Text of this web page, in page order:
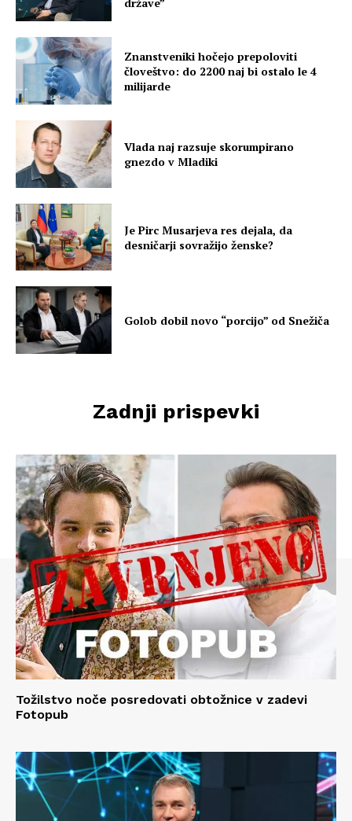
Znanstveniki hočejo prepoloviti
človeštvo: do 2200 naj bi ostalo le 4
milijarde
Vlada naj razsuje skorumpirano
gnezdo v Mladiki
Je Pirc Musarjeva res dejala, da
desničarji sovražijo ženske?
Golob dobil novo “porcijo” od Snežiča
Zadnji prispevki
Tožilstvo noče posredovati obtožnice v zadevi
Fotopub